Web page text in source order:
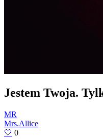
Jestem Twoja.
MR
Mrs.Allice
🤍 0